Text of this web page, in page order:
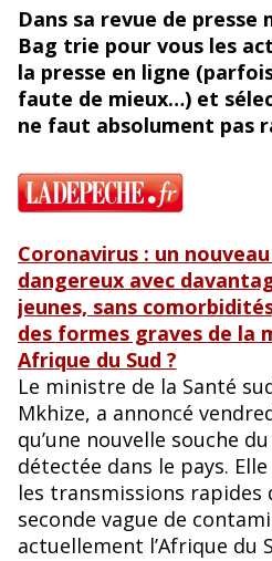
e
b
o
o
k
e
sk
y
Dans sa revue de
Bag trie pour vous les
la presse en ligne
faute de mieux…) et
ne faut absolument pas
Coronavirus : un
dangereux avec
jeunes, sans
des formes graves de la
Afrique du Sud ?
Le ministre de la Santé
Mkhize, a annoncé
qu’une nouvelle souche
détectée dans le pays.
les transmissions
seconde vague de
actuellement l’Afrique du